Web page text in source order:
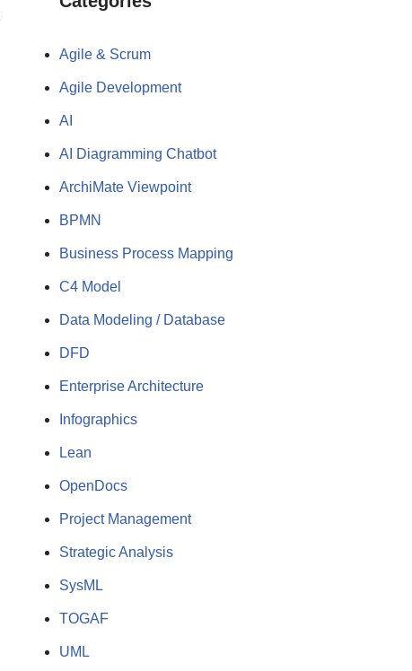
Agile & Scrum
Agile Development
AI
AI Diagramming Chatbot
ArchiMate Viewpoint
BPMN
Business Process Mapping
C4 Model
Data Modeling / Database
DFD
Enterprise Architecture
Infographics
Lean
OpenDocs
Project Management
Strategic Analysis
SysML
TOGAF
UML